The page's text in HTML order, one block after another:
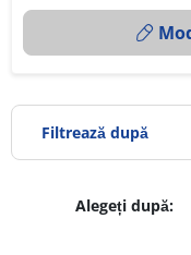
Filtrează după
Alegeți după: